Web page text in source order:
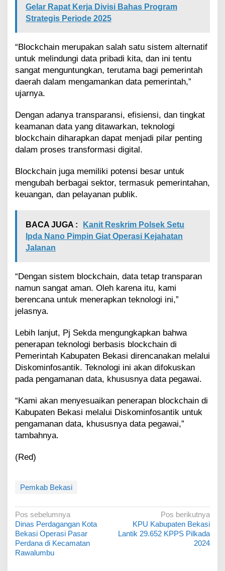
Gelar Rapat Kerja Divisi Bahas Program
Strategis Periode 2025
“Blockchain merupakan salah satu sistem alternatif
untuk melindungi data pribadi kita, dan ini tentu
sangat menguntungkan, terutama bagi pemerintah
daerah dalam mengamankan data pemerintah,”
ujarnya.
Dengan adanya transparansi, efisiensi, dan tingkat
keamanan data yang ditawarkan, teknologi
blockchain diharapkan dapat menjadi pilar penting
dalam proses transformasi digital.
Blockchain juga memiliki potensi besar untuk
mengubah berbagai sektor, termasuk pemerintahan,
keuangan, dan pelayanan publik.
BACA JUGA :
Kanit Reskrim Polsek Setu
Ipda Nano Pimpin Giat Operasi Kejahatan
Jalanan
“Dengan sistem blockchain, data tetap transparan
namun sangat aman. Oleh karena itu, kami
berencana untuk menerapkan teknologi ini,”
jelasnya.
Lebih lanjut, Pj Sekda mengungkapkan bahwa
penerapan teknologi berbasis blockchain di
Pemerintah Kabupaten Bekasi direncanakan melalui
Diskominfosantik. Teknologi ini akan difokuskan
pada pengamanan data, khususnya data pegawai.
“Kami akan menyesuaikan penerapan blockchain di
Kabupaten Bekasi melalui Diskominfosantik untuk
pengamanan data, khususnya data pegawai,”
tambahnya.
(Red)
Pemkab Bekasi
N
a
v
i
Pos sebelumnya
Dinas Perdagangan Kota
Bekasi Operasi Pasar
Perdana di Kecamatan
Rawalumbu
Pos berikutnya
KPU Kabupaten Bekasi
Lantik 29.652 KPPS Pilkada
2024